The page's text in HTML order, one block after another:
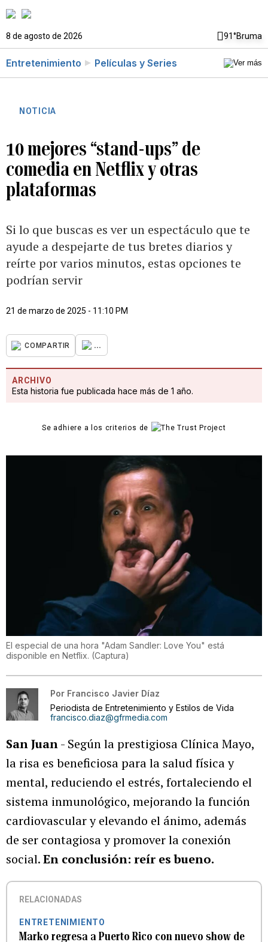
8 de agosto de 2026 91°Bruma
Entretenimiento Películas y Series
NOTICIA
10 mejores “stand-ups” de
comedia en Netflix y otras
plataformas
Si lo que buscas es ver un espectáculo que te
ayude a despejarte de tus bretes diarios y
reírte por varios minutos, estas opciones te
podrían servir
21 de marzo de 2025 - 11:10 PM
COMPARTIR ...
ARCHIVO
Esta historia fue publicada hace más de 1 año.
Se adhiere a los criterios de
El especial de una hora "Adam Sandler: Love You" está
disponible en Netflix. (Captura)
Por Francisco Javier Díaz
Periodista de Entretenimiento y Estilos de Vida
francisco.diaz@gfrmedia.com
San Juan- Según la prestigiosa Clínica Mayo,
la risa es beneficiosa para la salud física y
mental, reduciendo el estrés, fortaleciendo el
sistema inmunológico, mejorando la función
cardiovascular y elevando el ánimo, además
de ser contagiosa y promover la conexión
social.En conclusión: reír es bueno.
RELACIONADAS
ENTRETENIMIENTO
Marko regresa a Puerto Rico con nuevo show de